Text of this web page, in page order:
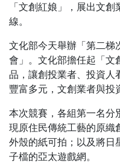
「文創紅娘」，展出文
線。
文化部今天舉辦「第二梯
會」。文化部擔任起「文
品，讓創投業者、投資人
豐富多元，文創業者與投
本次競賽，各組第一名分
現原住民傳統工藝的原織
外殼的紙可拍；以及將日
子檔的亞太遊戲網。